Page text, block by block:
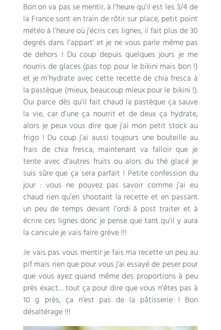
Bon on va pas se mentir, à l’heure qu’il est les 3/4 de
la France sont en train de rôtir sur place, petit point
météo à l’heure où j’écris ces lignes, il fait plus de 30
degrés dans l’appart’ et je ne vous parle même pas
de dehors ! Du coup depuis quelques jours je me
nourris de glaces (pas top pour le bikini mais bon !)
et je m’hydrate avec cette recette de chia fresca à
la pastèque (mieux, beaucoup mieux pour le bikini !).
Oui parce dès qu’il fait chaud la pastèque ça sauve
la vie, car d’une ça nourrit et de deux ça hydrate,
alors je peux vous dire que j’ai mon petit stock au
frigo ! Du coup j’ai aussi toujours une bouteille au
frais de chia fresca, maintenant va falloir que je
tente avec d’autres fruits ou alors du thé glacé je
suis sûre que ça sera parfait ! Petite confession du
jour : vous ne pouvez pas savoir comme j’ai eu
chaud rien qu’en shootant la recette et en passant
un peu de temps devant l’ordi à post traiter et à
écrire ces lignes donc je pense que tant qu’il y aura
la canicule je vais faire grève !!!
Je vais pas vous mentir je fais ma recette un peu au
pif mais rien que pour vous j’ai essayé de peser pour
que vous ayez quand même des proportions à peu
près exact… tout ça pour dire que vous n’êtes pas à
10 g près, ça n’est pas de la pâtisserie ! Bon
désaltérage !!!